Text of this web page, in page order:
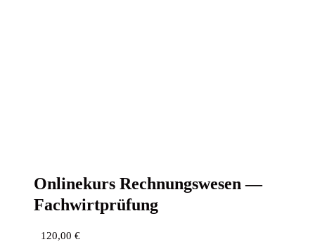
Online­kurs Rech­nungs­we­sen —
Fachwirtprüfung
120,00 €